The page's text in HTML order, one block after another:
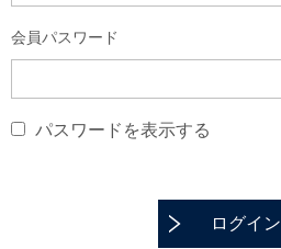
会員パスワード
パスワードを表示する
ログイン